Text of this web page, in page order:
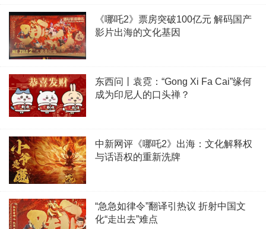
《哪吒2》票房突破100亿元 解码国产
影片出海的文化基因
东西问丨袁霓：“Gong Xi Fa Cai”缘何
成为印尼人的口头禅？
中新网评《哪吒2》出海：文化解释权
与话语权的重新洗牌
“急急如律令”翻译引热议 折射中国文
化“走出去”难点